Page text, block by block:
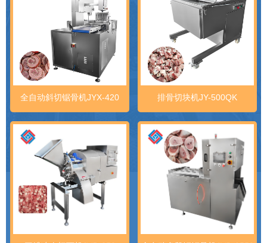
全自动斜切锯骨机JYX-420 排骨切块机JY-500QK